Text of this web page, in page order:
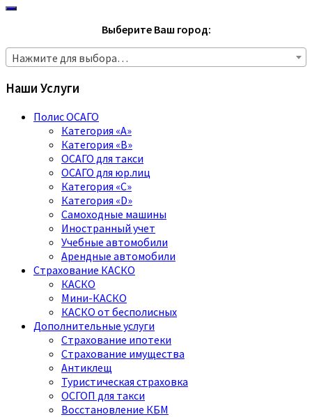
Выберите Ваш город:
Нажмите для выбора…
Наши Услуги
Полис ОСАГО
Категория «A»
Категория «B»
ОСАГО для такси
ОСАГО для юр.лиц
Категория «C»
Категория «D»
Самоходные машины
Иностранный учет
Учебные автомобили
Арендные автомобили
Страхование КАСКО
КАСКО
Мини-КАСКО
КАСКО от бесполисных
Дополнительные услуги
Страхование ипотеки
Страхование имущества
Антиклещ
Туристическая страховка
ОСГОП для такси
Восстановление КБМ